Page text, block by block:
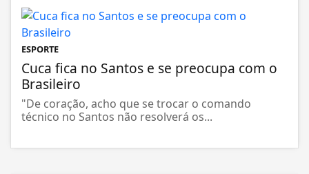
ESPORTE
Cuca fica no Santos e se preocupa com o
Brasileiro
"De coração, acho que se trocar o comando
técnico no Santos não resolverá os...